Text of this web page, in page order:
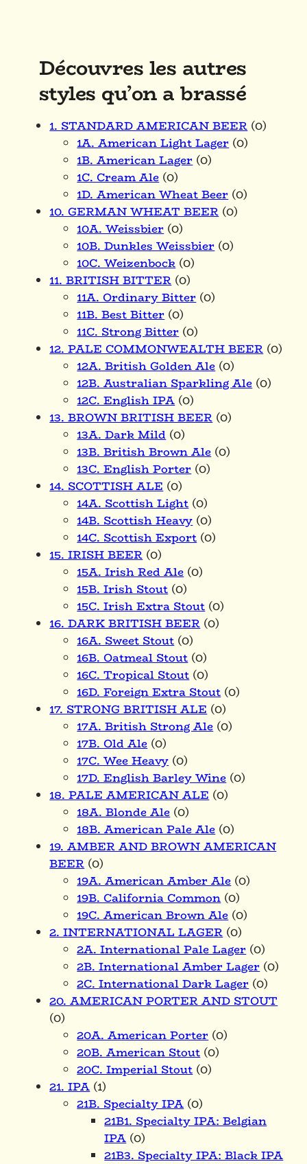
Découvres les autres
styles qu’on a brassé
1. STANDARD AMERICAN BEER(0)
1A. American Light Lager(0)
1B. American Lager(0)
1C. Cream Ale(0)
1D. American Wheat Beer(0)
10. GERMAN WHEAT BEER(0)
10A. Weissbier(0)
10B. Dunkles Weissbier(0)
10C. Weizenbock(0)
11. BRITISH BITTER(0)
11A. Ordinary Bitter(0)
11B. Best Bitter(0)
11C. Strong Bitter(0)
12. PALE COMMONWEALTH BEER(0)
12A. British Golden Ale(0)
12B. Australian Sparkling Ale(0)
12C. English IPA(0)
13. BROWN BRITISH BEER(0)
13A. Dark Mild(0)
13B. British Brown Ale(0)
13C. English Porter(0)
14. SCOTTISH ALE(0)
14A. Scottish Light(0)
14B. Scottish Heavy(0)
14C. Scottish Export(0)
15. IRISH BEER(0)
15A. Irish Red Ale(0)
15B. Irish Stout(0)
15C. Irish Extra Stout(0)
16. DARK BRITISH BEER(0)
16A. Sweet Stout(0)
16B. Oatmeal Stout(0)
16C. Tropical Stout(0)
16D. Foreign Extra Stout(0)
17. STRONG BRITISH ALE(0)
17A. British Strong Ale(0)
17B. Old Ale(0)
17C. Wee Heavy(0)
17D. English Barley Wine(0)
18. PALE AMERICAN ALE(0)
18A. Blonde Ale(0)
18B. American Pale Ale(0)
19. AMBER AND BROWN AMERICAN
BEER(0)
19A. American Amber Ale(0)
19B. California Common(0)
19C. American Brown Ale(0)
2. INTERNATIONAL LAGER(0)
2A. International Pale Lager(0)
2B. International Amber Lager(0)
2C. International Dark Lager(0)
20. AMERICAN PORTER AND STOUT
(0)
20A. American Porter(0)
20B. American Stout(0)
20C. Imperial Stout(0)
21. IPA(1)
21B. Specialty IPA(0)
21B1. Specialty IPA: Belgian
IPA(0)
21B3. Specialty IPA: Black IPA